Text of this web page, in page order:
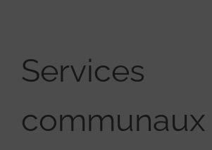
Services
communaux